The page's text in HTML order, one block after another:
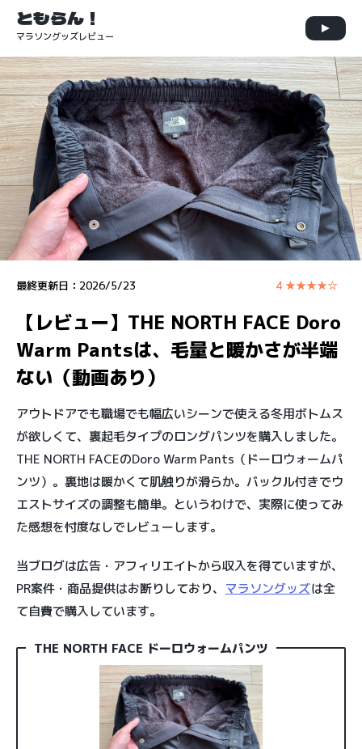
ともらん！
マラソングッズレビュー
最終更新日： 2026/5/23 4 ★★★★☆
【レビュー】THE NORTH FACE Doro
Warm Pantsは、毛量と暖かさが半端
ない（動画あり）
アウトドアでも職場でも幅広いシーンで使える冬用ボトムス
が欲しくて、裏起毛タイプのロングパンツを購入しました。
THE NORTH FACEのDoro Warm Pants（ドーロウォームパ
ンツ）。裏地は暖かくて肌触りが滑らか。バックル付きでウ
エストサイズの調整も簡単。というわけで、実際に使ってみ
た感想を忖度なしでレビューします。
当ブログは広告・アフィリエイトから収入を得ていますが、
PR案件・商品提供はお断りしており、 マラソングッズは全
て自費で購入しています。
THE NORTH FACE ドーロウォームパンツ